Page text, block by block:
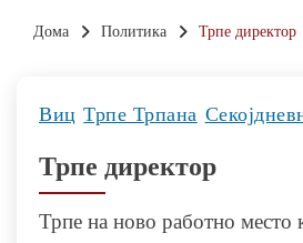
Дома Политика Трпе директор
Виц Трпе Трпана
Трпе директор
Трпе на ново работно место